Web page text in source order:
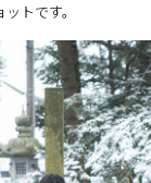
トです。